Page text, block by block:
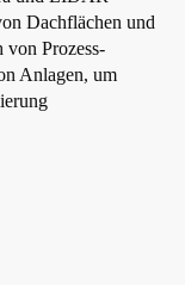
Dachflächen und
Prozess-
Anlagen, um